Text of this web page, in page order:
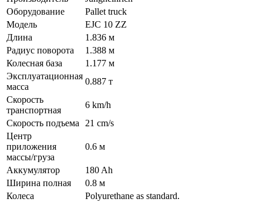
Оборудование
Pallet truck
Модель
EJC 10 ZZ
Длина
1.836 м
Радиус поворота
1.388 м
Колесная база
1.177 м
Эксплуатационная
масса
0.887 т
Скорость
транспортная
6 km/h
Скорость подъема
21 cm/s
Центр
приложения
массы/груза
0.6 м
Аккумулятор
180 Ah
Ширина полная
0.8 м
Колеса
Polyurethane as standard.